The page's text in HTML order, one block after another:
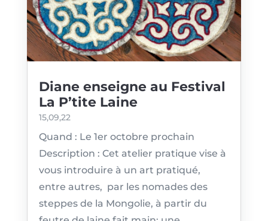
Diane enseigne au Festival
La P’tite Laine
15,09,22
Quand : Le 1er octobre prochain
Description : Cet atelier pratique vise à
vous introduire à un art pratiqué,
entre autres, par les nomades des
steppes de la Mongolie, à partir du